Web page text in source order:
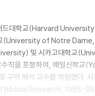
드대학교(Harvard
(University of Notre
및 시카고대학교
직을 포함하여, 예일신학교
구약 해석 교수를 역임했다.
Research, 1995-